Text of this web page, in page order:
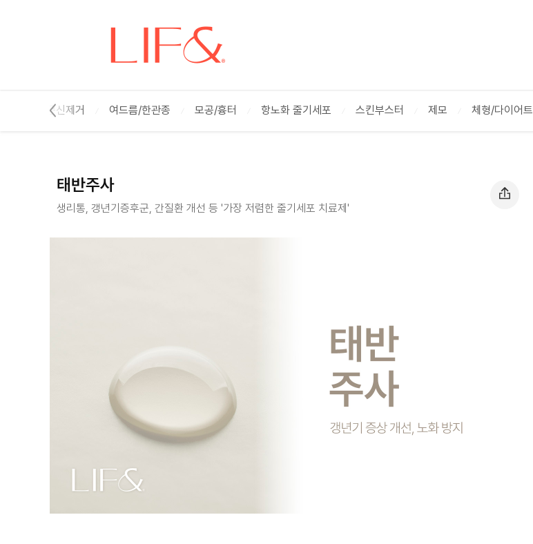
문신제거 여드름/한관종 모공/흉터 항노화 줄기세포 스킨부스터 제모 체형/다이어트
태반주사
생리통, 갱년기증후군, 간질환 개선 등 '가장 저렴한 줄기세포 치료제'